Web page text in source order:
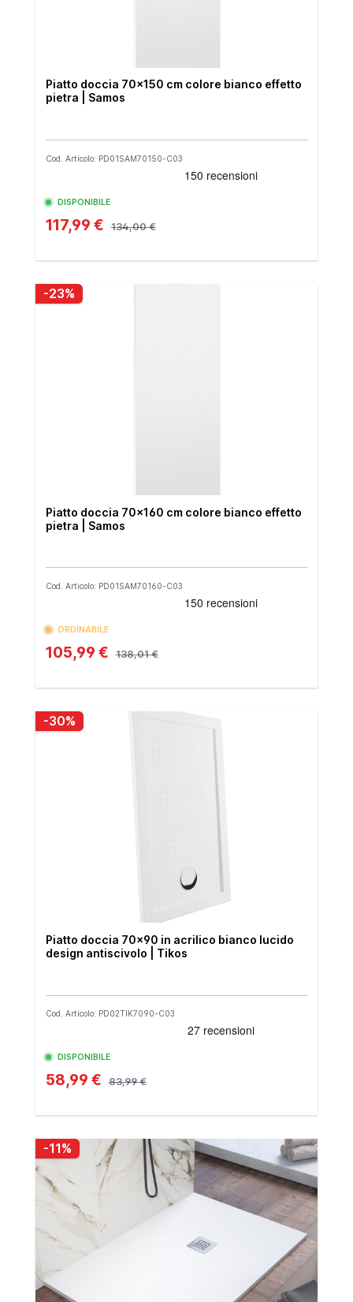
Piatto doccia 70x150 cm colore bianco effetto
pietra | Samos
Cod. Articolo: PD01SAM70150-C03
DISPONIBILE
117,99 € 134,00 €
-23%
Piatto doccia 70x160 cm colore bianco effetto
pietra | Samos
Cod. Articolo: PD01SAM70160-C03
ORDINABILE
105,99 € 138,01 €
-30%
Piatto doccia 70x90 in acrilico bianco lucido
design antiscivolo | Tikos
Cod. Articolo: PD02TIK7090-C03
DISPONIBILE
58,99 € 83,99 €
-11%